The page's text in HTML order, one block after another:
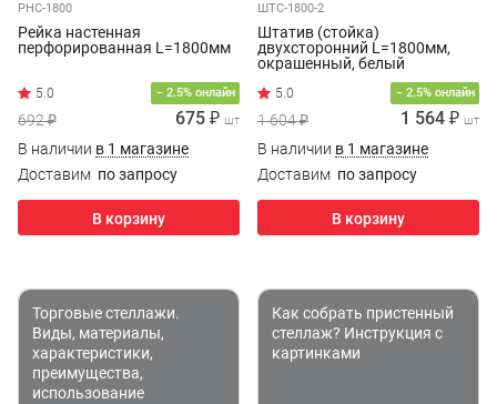
РНС-1800
Рейка настенная
перфорированная L=1800мм
− 2.5% онлайн
692 ₽ 675 ₽ шт
В наличии в 1 магазине
Доставим по запросу
В корзину
ШТС-1800-2
Штатив (стойка)
двухсторонний L=1800мм,
окрашенный, белый
− 2.5% онлайн
1 604 ₽ 1 564 ₽ шт
В наличии в 1 магазине
Доставим по запросу
В корзину
Торговые стеллажи.
Виды, материалы,
характеристики,
преимущества,
использование
Как собрать пристенный
стеллаж? Инструкция с
картинками